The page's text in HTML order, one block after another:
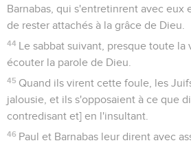
Barnabas, qui s'entretinrent avec eux
de rester attachés à la grâce de Dieu.
44 Le sabbat suivant, presque toute la
écouter la parole de Dieu.
45 Quand ils virent cette foule, les
jalousie, et ils s'opposaient à ce que
contredisant et] en l'insultant.
46 Paul et Barnabas leur dirent avec